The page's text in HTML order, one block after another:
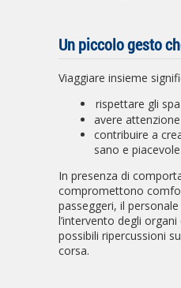
Un piccolo gesto
Viaggiare insieme
rispettare gli
avere
contribuire a
sano e piacevole
In presenza di
compromettono
passeggeri, il
l’intervento degli
possibili ripercussioni
corsa.